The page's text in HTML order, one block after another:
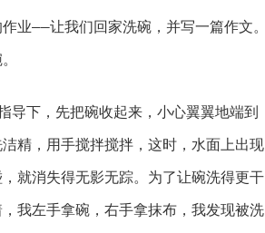
业——让我们回家洗碗，并写一篇作文。
导下，先把碗收起来，小心翼翼地端到
精，用手搅拌搅拌，这时，水面上出现
就消失得无影无踪。为了让碗洗得更干
我左手拿碗，右手拿抹布，我发现被洗